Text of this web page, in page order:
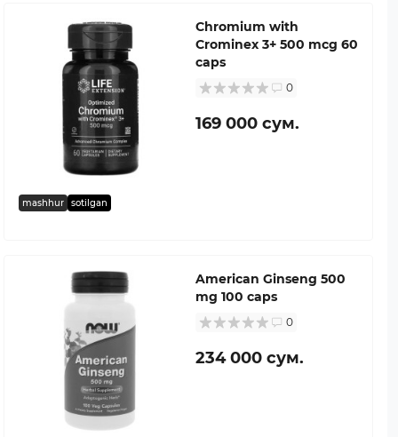
mashhur sotilgan
Chromium with
Crominex 3+ 500 mcg 60
caps
0
169 000 сум.
American Ginseng 500
mg 100 caps
0
234 000 сум.